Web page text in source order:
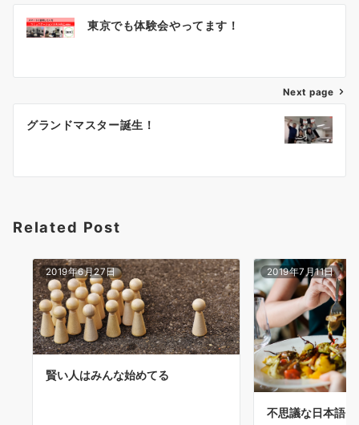
ン
東京でも体験会やってます！
Next page
グランドマスター誕生！
Related Post
2019年6月27日
賢い人はみんな始めてる
2019年7月11日
不思議な日本語